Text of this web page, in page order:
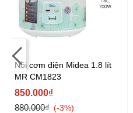
Nồi cơm điện Midea 1.8 lít
MR CM1823
850.000₫
880.000₫
-3%